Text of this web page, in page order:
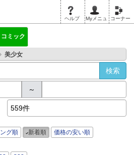
ヘルプ Myメニュ コーナー
コミック
美少女
～
559件
グ順 新着順
価格の安い順